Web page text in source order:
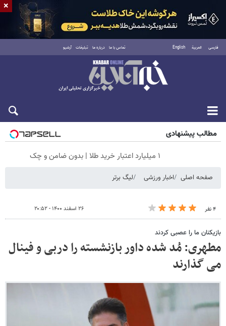
فارسی العربية English تماس با ما درباره ما تبلیغات آرشیو
پنجشنبه ۱۵ مرداد ۱۴۰۵
مطالب پیشنهادی
۱ میلیارد اعتبار خرید طلا | بدون ضامن و چک
صفحه اصلی اخبار ورزشی لیگ برتر
۴ نفر ۲۶ اسفند ۱۴۰۰ - ۲۰:۵۲
بازیکنان ما را عصبی کردند
مطهری: مُد شده داور بازنشسته را دربی و فینال
می گذارند
×